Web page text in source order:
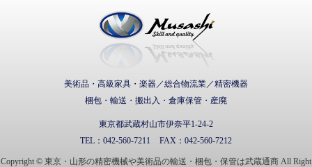
美術品・高級家具・楽器／総合物流業／精密機器
梱包・輸送・搬出入・倉庫保管・産廃
東京都武蔵村山市伊奈平1-24-2
TEL： 042-560-7211 FAX： 042-560-7212
Copyright © 東京・山形の精密機械や美術品の輸送・梱包・保管は武蔵通商 All Right